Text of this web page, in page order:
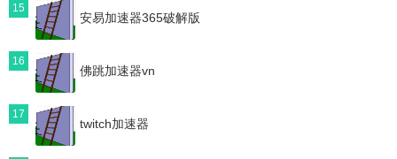
15
安易加速器365破解版
16
佛跳加速器vn
17
twitch加速器